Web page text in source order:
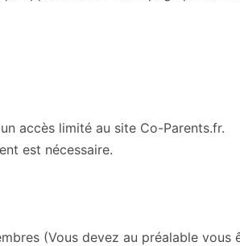
accès limité au site Co-Parents.fr.
est nécessaire.
(Vous devez au préalable vous